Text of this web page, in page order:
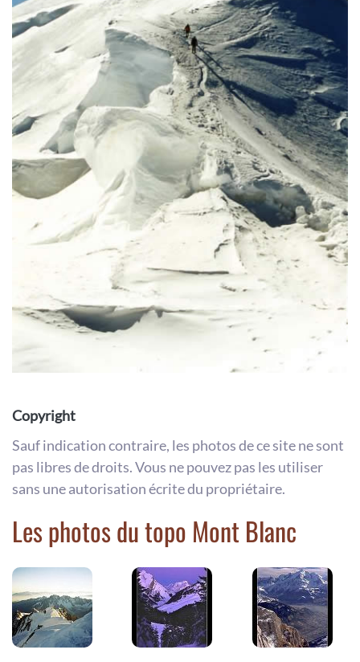
Copyright
Sauf indication contraire, les photos de ce site ne sont
pas libres de droits. Vous ne pouvez pas les utiliser
sans une autorisation écrite du propriétaire.
Les photos du topo Mont Blanc